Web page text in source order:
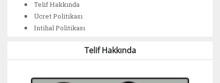
Telif Hakkında
Ücret Politikası
İntihal Politikası
Telif Hakkında